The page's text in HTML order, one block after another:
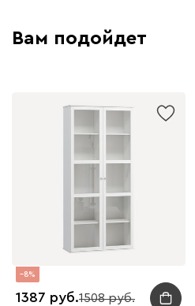
Вам подойдет
8
1387 1508